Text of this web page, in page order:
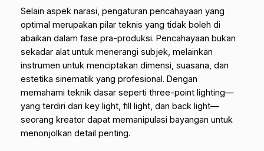
Selain aspek narasi, pengaturan pencahayaan yang
optimal merupakan pilar teknis yang tidak boleh di
abaikan dalam fase pra-produksi. Pencahayaan bukan
sekadar alat untuk menerangi subjek, melainkan
instrumen untuk menciptakan dimensi, suasana, dan
estetika sinematik yang profesional. Dengan
memahami teknik dasar seperti three-point lighting—
yang terdiri dari key light, fill light, dan back light—
seorang kreator dapat memanipulasi bayangan untuk
menonjolkan detail penting.